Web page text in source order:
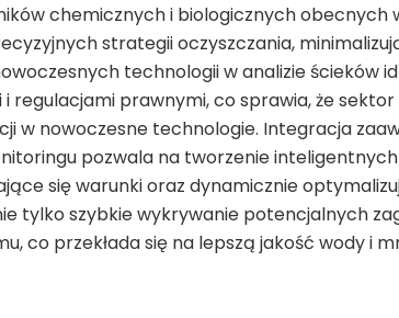
chemicznych i biologicznych obecnych
strategii oczyszczania,
technologii w analizie ścieków
regulacjami prawnymi, co sprawia, że
w nowoczesne technologie. Integracja
pozwala na tworzenie
się warunki oraz dynamicznie
tylko szybkie wykrywanie potencjalnych
co przekłada się na lepszą jakość wody i